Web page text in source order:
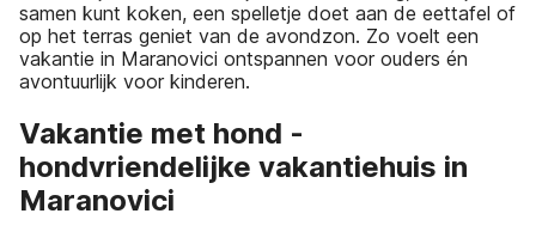
samen kunt koken, een spelletje doet aan de eettafel of
op het terras geniet van de avondzon. Zo voelt een
vakantie in Maranovici ontspannen voor ouders én
avontuurlijk voor kinderen.
Vakantie met hond -
hondvriendelijke vakantiehuis in
Maranovici